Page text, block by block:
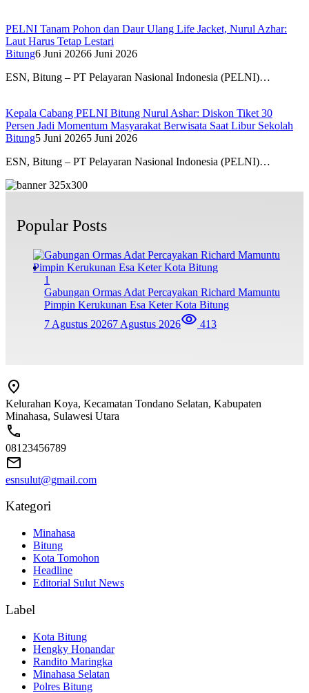
PELNI Tanam Pohon dan Daur Ulang Life Jacket, Nurul Azhar:
Laut Harus Tetap Lestari
Bitung6 Juni 20266 Juni 2026
ESN, Bitung – PT Pelayaran Nasional Indonesia (PELNI)…
Kepala Cabang PELNI Bitung Nurul Ashar: Diskon Tiket 30
Persen Jadi Momentum Masyarakat Berwisata Saat Libur Sekolah
Bitung5 Juni 20265 Juni 2026
ESN, Bitung – PT Pelayaran Nasional Indonesia (PELNI)…
Popular Posts
1
Gabungan Ormas Adat Percayakan Richard Mamuntu
Pimpin Kerukunan Esa Keter Kota Bitung
7 Agustus 20267 Agustus 2026 413
Kelurahan Koya, Kecamatan Tondano Selatan, Kabupaten
Minahasa, Sulawesi Utara
08123456789
esnsulut@gmail.com
Kategori
Minahasa
Bitung
Kota Tomohon
Headline
Editorial Sulut News
Label
Kota Bitung
Hengky Honandar
Randito Maringka
Minahasa Selatan
Polres Bitung